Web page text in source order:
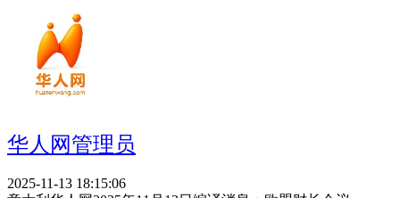
华人网管理员
2025-11-13 18:15:06